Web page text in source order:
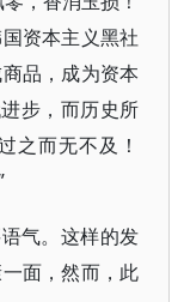
资本主义黑社
品，成为资本
步，而历史所
之而无不及！
气。这样的发
面，然而，此